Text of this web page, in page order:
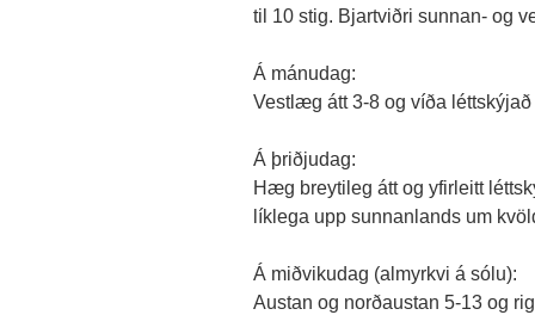
til 10 stig. Bjartviðri sunnan- og
Á mánudag:
Vestlæg átt 3-8 og víða
Á þriðjudag:
Hæg breytileg átt og yfirleitt
líklega upp sunnanlands um
Á miðvikudag (almyrkvi á sólu):
Austan og norðaustan 5-13 og